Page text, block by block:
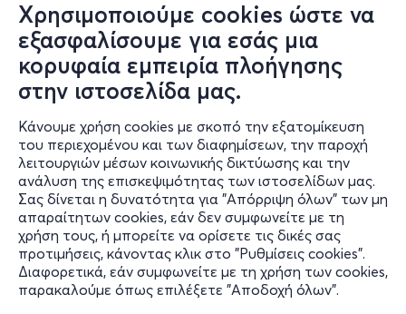
Χρησιμοποιούμε cookies ώστε να
εξασφαλίσουμε για εσάς μια
κορυφαία εμπειρία πλοήγησης
στην ιστοσελίδα μας.
Κάνουμε χρήση cookies με σκοπό την εξατομίκευση
του περιεχομένου και των διαφημίσεων, την παροχή
λειτουργιών μέσων κοινωνικής δικτύωσης και την
ανάλυση της επισκεψιμότητας των ιστοσελίδων μας.
Σας δίνεται η δυνατότητα για "Απόρριψη όλων" των μη
απαραίτητων cookies, εάν δεν συμφωνείτε με τη
χρήση τους, ή μπορείτε να ορίσετε τις δικές σας
προτιμήσεις, κάνοντας κλικ στο "Ρυθμίσεις cookies".
Διαφορετικά, εάν συμφωνείτε με τη χρήση των cookies,
παρακαλούμε όπως επιλέξετε "Αποδοχή όλων".